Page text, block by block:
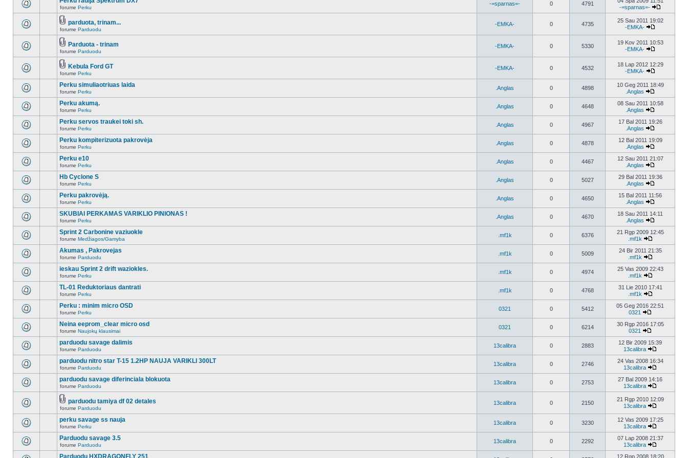
forume Perku
-=sparnas=- 0 4791
-=sparnas=-
parduota, trinam...
forume Parduodu
-EMKA- 0 4735
25 Sau 2011 19:02
-EMKA-
Parduota - trinam
forume Parduodu
-EMKA- 0 5330
19 Kov 2011 10:53
-EMKA-
Kebula Ford GT
forume Perku
-EMKA- 0 4532
18 Lap 2012 12:29
-EMKA-
Perku simuliaotriuas laida
forume Perku
.Anglas 0 4898
10 Geg 2011 18:49
.Anglas
Perku akumą.
forume Perku
.Anglas 0 4648
08 Sau 2011 10:58
.Anglas
Perku servos traukei toki sh.
forume Perku
.Anglas 0 4967
17 Bal 2011 19:26
.Anglas
Perku kompiterizuota pakrovėja
forume Perku
.Anglas 0 4878
12 Bal 2011 19:09
.Anglas
Perku e10
forume Perku
.Anglas 0 4467
12 Sau 2011 21:07
.Anglas
Hb Cyclone S
forume Perku
.Anglas 0 5027
29 Bal 2011 19:36
.Anglas
Perku pakrovėją.
forume Perku
.Anglas 0 4650
15 Bal 2011 11:56
.Anglas
SKUBIAI PERKAMAS VARIKLIO PINIONAS !
forume Perku
.Anglas 0 4670
18 Sau 2011 14:11
.Anglas
Sprint 2 Carbonine vaziuokle
forume Medžiagos/Gamyba
.mf1k 0 6376
21 Rgp 2009 12:45
.mf1k
Akumas , Pakrovejas
forume Parduodu
.mf1k 0 5009
24 Bir 2011 21:35
.mf1k
ieskau Sprint 2 drift waziokles.
forume Perku
.mf1k 0 4974
25 Vas 2009 22:43
.mf1k
TL-01 Reduktoriaus dantrati
forume Perku
.mf1k 0 4768
31 Lie 2010 17:41
.mf1k
Perku : minim micro OSD
forume Perku
0321 0 5412
05 Geg 2016 22:51
0321
Neina eeprom_clear micro osd
forume Naujokų klausimai
0321 0 6214
30 Rgp 2016 17:05
0321
parduodu savage dalimis
forume Parduodu
13calibra 0 2883
12 Bir 2009 15:39
13calibra
parduodu nitro star T-15 1.2HP NAUJA VARIKLI 300LT
forume Parduodu
13calibra 0 2746
24 Vas 2008 16:34
13calibra
parduodu savage diferinciala blokuota
forume Parduodu
13calibra 0 2753
27 Bal 2009 14:16
13calibra
parduodu tamiya df 02 detales
forume Parduodu
13calibra 0 2150
21 Rgp 2010 12:09
13calibra
perku savage ss nauja
forume Perku
13calibra 0 3230
12 Vas 2009 17:25
13calibra
Parduodu savage 3.5
forume Parduodu
13calibra 0 2292
07 Lap 2008 21:37
13calibra
Parduodu HXDRAGONFLY 251 12 Rgp 2008 18:20